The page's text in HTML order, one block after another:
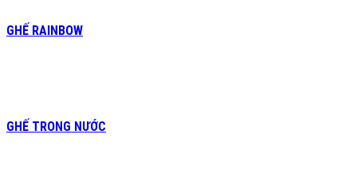
GHẾ RAINBOW
GHẾ TRONG NƯỚC